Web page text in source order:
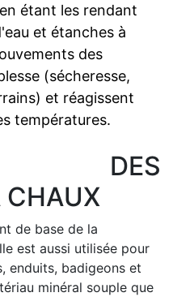
étant les rendant
et étanches à
des
(sécheresse,
et réagissent
températures.
DES
CHAUX
de base de la
est aussi utilisée pour
enduits, badigeons et
minéral souple que